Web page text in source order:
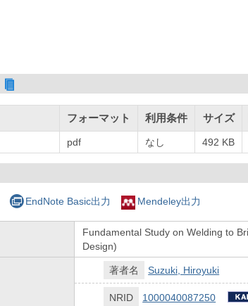
フォーマット 利用条件 サイズ
pdf なし 492 KB
EndNote Basic出力 Mendeley出力
Fundamental Study on Welding to
Design)
著者名 Suzuki, Hiroyuki
NRID
1000040087250